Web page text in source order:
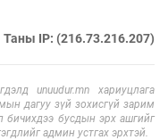
Таны IP: (216.73.216.207)
unuudur.mn хариуцлага
дагуу зүй зохисгүй зарим
бичихдээ бусдын эрх ашгийг
админ устгах эрхтэй.